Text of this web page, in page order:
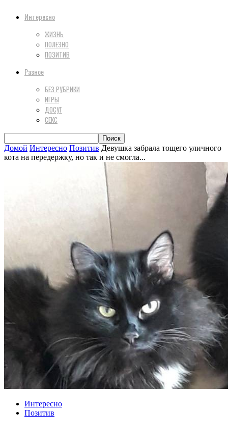
Интересно
ЖИЗНЬ
ПОЛЕЗНО
ПОЗИТИВ
Разное
БЕЗ РУБРИКИ
ИГРЫ
ДОСУГ
СЕКС
Домой Интересно Позитив Девушка забрала тощего уличного
кота на передержку, но так и не смогла...
Интересно
Позитив